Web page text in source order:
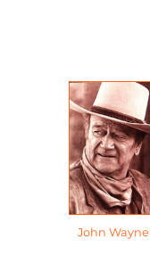
John Wayne